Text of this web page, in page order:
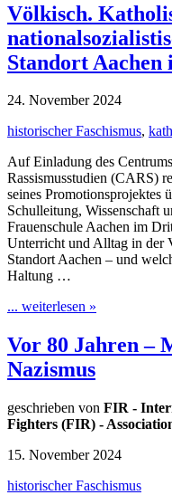
Völkisch.
Standort Aachen
24. November 2024
historischer Faschismus,
Auf Einladung des
Rassismusstudien (CARS)
seines Promotionsprojektes
Schulleitung, Wissenschaft
Frauenschule Aachen im
Unterricht und Alltag in der
Standort Aachen – und
Haltung …
... weiterlesen »
Vor 80 Jahren –
Nazismus
geschrieben von FIR -
Fighters (FIR) -
15. November 2024
historischer Faschismus